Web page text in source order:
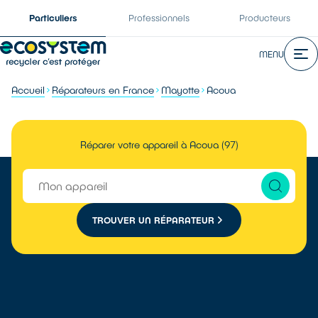
Particuliers Professionnels Producteurs
MENU
Accueil Réparateurs en France Mayotte Acoua
Réparer votre appareil à Acoua (97)
TROUVER UN RÉPARATEUR